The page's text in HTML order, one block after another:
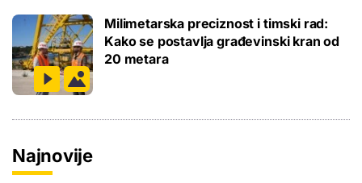
Milimetarska preciznost i timski rad:
Kako se postavlja građevinski kran od
20 metara
Najnovije